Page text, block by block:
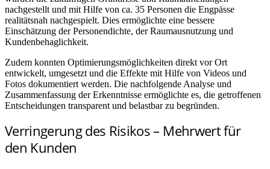
nachgestellt und mit Hilfe von ca. 35 Personen die Engpässe
realitätsnah nachgespielt. Dies ermöglichte eine bessere
Einschätzung der Personendichte, der Raumausnutzung und
Kundenbehaglichkeit.
Zudem konnten Optimierungsmöglichkeiten direkt vor Ort
entwickelt, umgesetzt und die Effekte mit Hilfe von Videos und
Fotos dokumentiert werden. Die nachfolgende Analyse und
Zusammenfassung der Erkenntnisse ermöglichte es, die getroffenen
Entscheidungen transparent und belastbar zu begründen.
Verringerung des Risikos – Mehrwert für
den Kunden